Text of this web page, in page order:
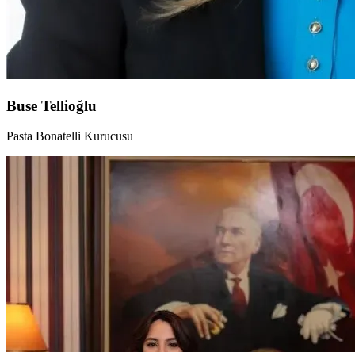
Buse Tellioğlu
Pasta Bonatelli Kurucusu